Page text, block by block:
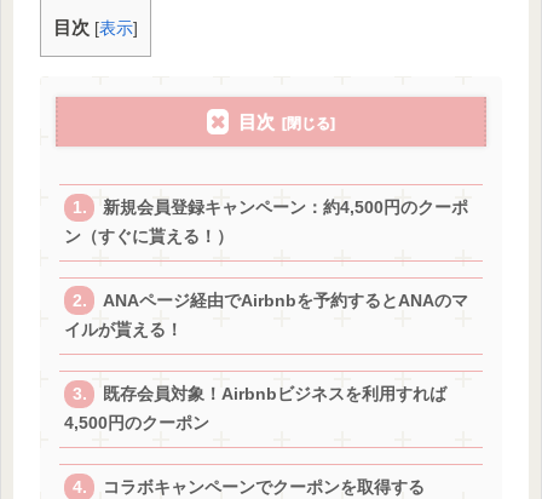
目次 [表示]
目次
新規会員登録キャンペーン：約4,500円のクーポ
ン（すぐに貰える！）
ANAページ経由でAirbnbを予約するとANAのマ
イルが貰える！
既存会員対象！Airbnbビジネスを利用すれば
4,500円のクーポン
コラボキャンペーンでクーポンを取得する